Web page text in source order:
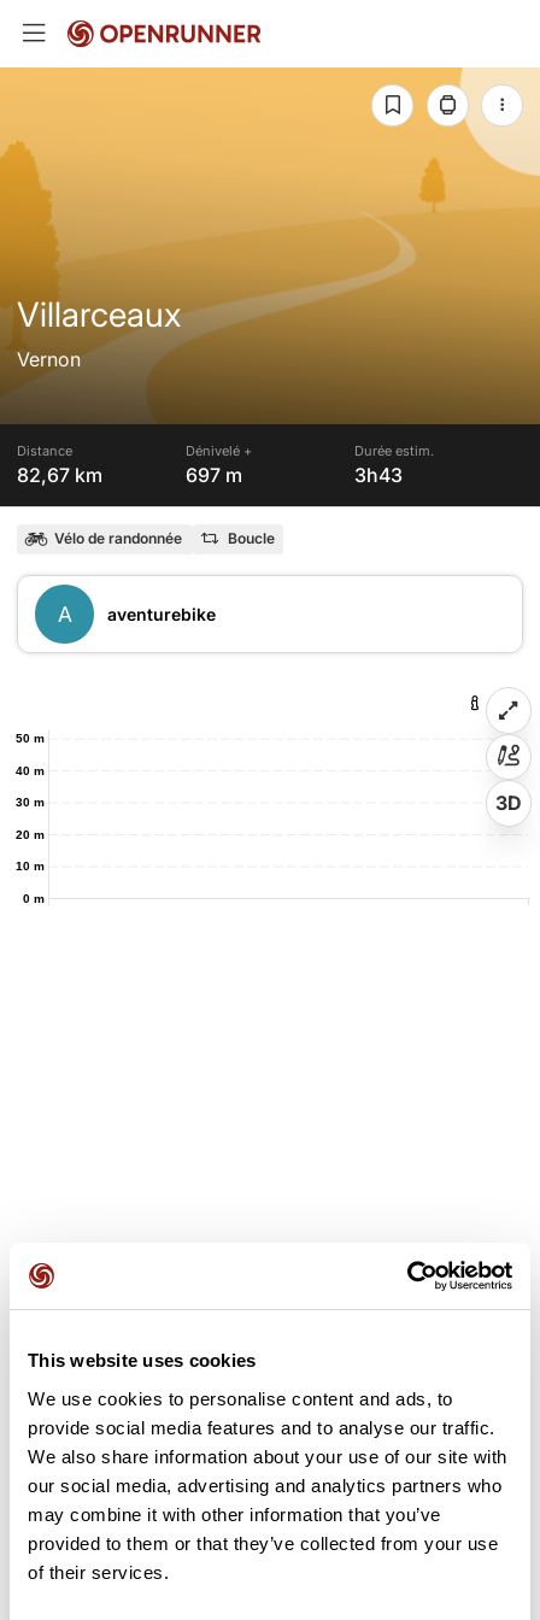
This website uses cookies
We use cookies to personalise content and ads, to
provide social media features and to analyse our traffic.
We also share information about your use of our site with
our social media, advertising and analytics partners who
may combine it with other information that you’ve
provided to them or that they’ve collected from your use
of their services.
Villarceaux
Vernon
Distance
82,67 km
Dénivelé +
697 m
Durée estim.
3h43
Vélo de randonnée Boucle
A aventurebike
0 m
10 m
20 m
30 m
40 m
50 m
3D
Avis des utilisateurs
Soyez le premier à ajouter un avis !
Ajouter un avis
Résumé